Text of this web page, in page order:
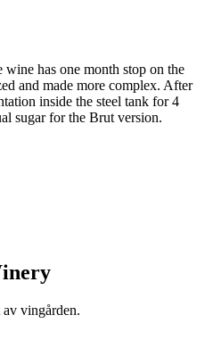
has one month stop on the
and made more complex. After
inside the steel tank for 4
sugar for the Brut version.
vingården.